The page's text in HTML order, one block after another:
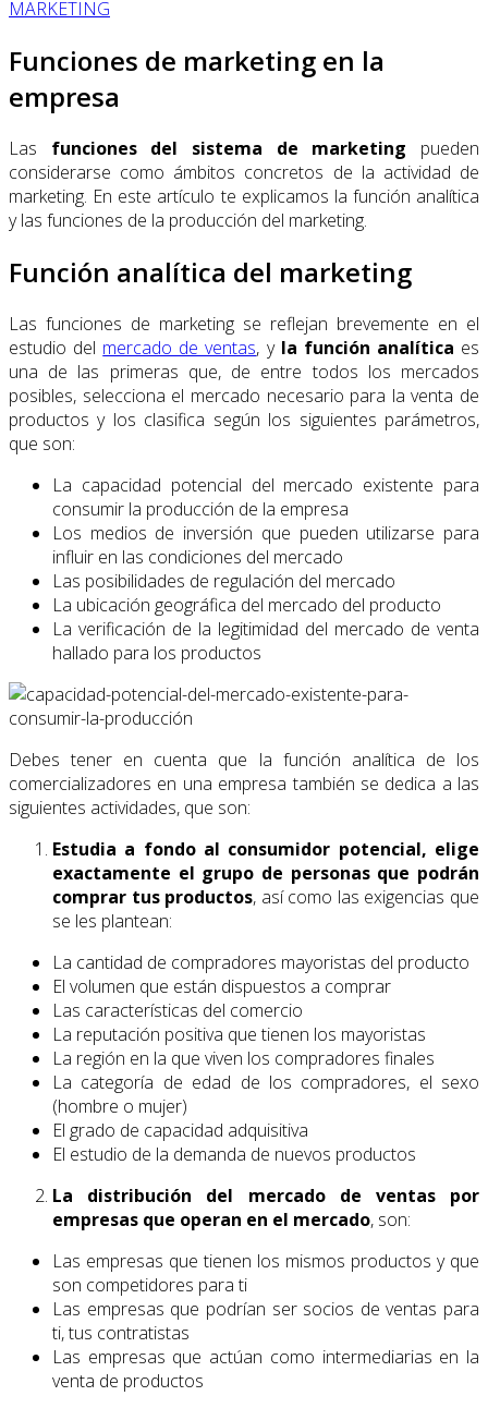
MARKETING
Funciones de marketing en la
empresa
Las funciones del sistema de marketing pueden
considerarse como ámbitos concretos de la actividad de
marketing. En este artículo te explicamos la función analítica
y las funciones de la producción del marketing.
Función analítica del marketing
Las funciones de marketing se reflejan brevemente en el
estudio del mercado de ventas, y la función analítica es
una de las primeras que, de entre todos los mercados
posibles, selecciona el mercado necesario para la venta de
productos y los clasifica según los siguientes parámetros,
que son:
La capacidad potencial del mercado existente para
consumir la producción de la empresa
Los medios de inversión que pueden utilizarse para
influir en las condiciones del mercado
Las posibilidades de regulación del mercado
La ubicación geográfica del mercado del producto
La verificación de la legitimidad del mercado de venta
hallado para los productos
Debes tener en cuenta que la función analítica de los
comercializadores en una empresa también se dedica a las
siguientes actividades, que son:
Estudia a fondo al consumidor potencial, elige
exactamente el grupo de personas que podrán
comprar tus productos, así como las exigencias que
se les plantean:
La cantidad de compradores mayoristas del producto
El volumen que están dispuestos a comprar
Las características del comercio
La reputación positiva que tienen los mayoristas
La región en la que viven los compradores finales
La categoría de edad de los compradores, el sexo
(hombre o mujer)
El grado de capacidad adquisitiva
El estudio de la demanda de nuevos productos
La distribución del mercado de ventas por
empresas que operan en el mercado, son:
Las empresas que tienen los mismos productos y que
son competidores para ti
Las empresas que podrían ser socios de ventas para
ti, tus contratistas
Las empresas que actúan como intermediarias en la
venta de productos